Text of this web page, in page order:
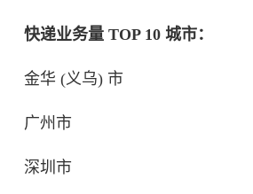
快递业务量 TOP 10 城市：
金华 (义乌) 市
广州市
深圳市